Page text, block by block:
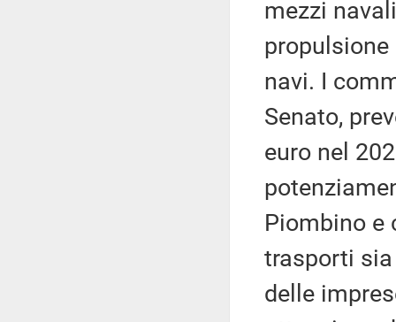
mezzi
propulsione
navi. I
Senato,
euro nel
Piombino e
trasporti
delle